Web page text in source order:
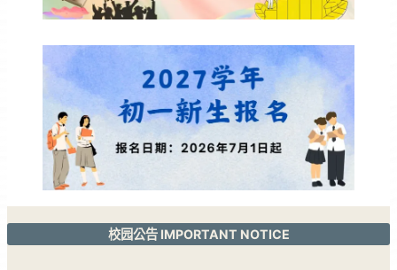
校园公告 IMPORTANT NOTICE